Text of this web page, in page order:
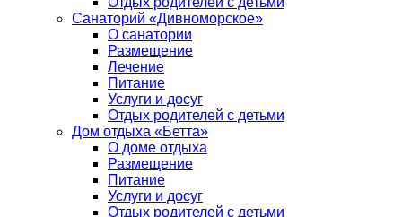
Санаторий «Дивноморское»
О санатории
Размещение
Лечение
Питание
Услуги и досуг
Отдых родителей с детьми
Дом отдыха «Бетта»
О доме отдыха
Размещение
Питание
Услуги и досуг
Отдых родителей с детьми